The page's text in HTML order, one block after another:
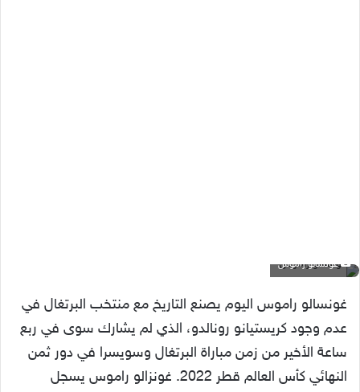
غونسالو راموس
غونسالو راموس اليوم يصنع التاريخ مع منتخب البرتغال في
عدم وجود كريستيانو رونالدو، الذي لم يشارك سوى في ربع
ساعة الأخير من زمن مباراة البرتغال وسويسرا في دور ثمن
النهائي كأس العالم قطر 2022. غونزالو راموس يسجل